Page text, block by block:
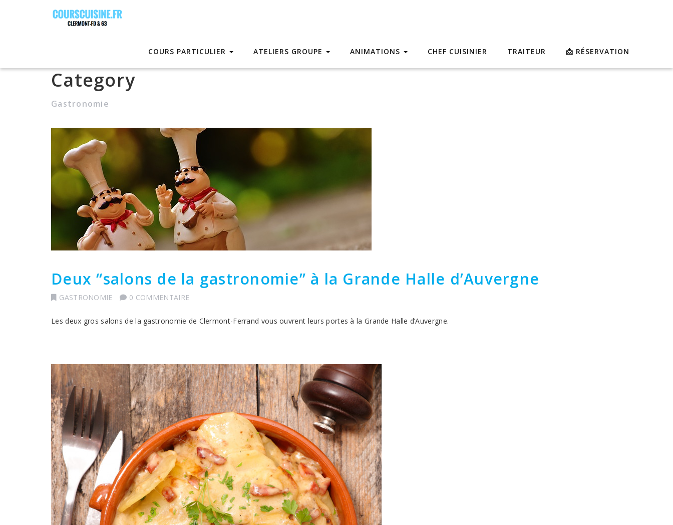
COURS PARTICULIER ATELIERS GROUPE ANIMATIONS CHEF CUISINIER TRAITEUR 📩 RÉSERVATION
Category
Gastronomie
Deux “salons de la gastronomie” à la Grande Halle d’Auvergne
GASTRONOMIE 0 COMMENTAIRE
Les deux gros salons de la gastronomie de Clermont-Ferrand vous ouvrent leurs portes à la Grande Halle d’Auvergne.